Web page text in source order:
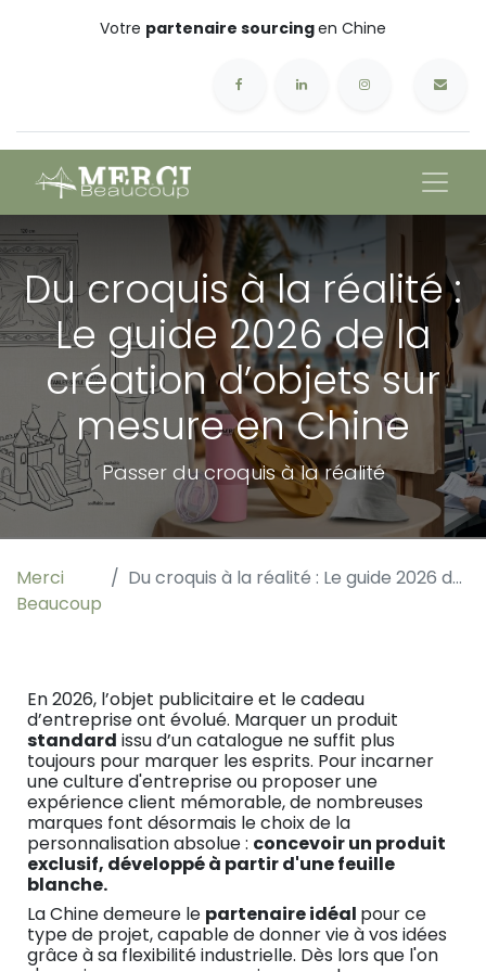
Votre partenaire sourcingen Chine
Du croquis à la réalité :
Le guide 2026 de la
création d’objets sur
mesure en Chine
Passer du croquis à la réalité
Merci
Beaucoup
Du croquis à la réalité : Le guide 2026 de la création d’objets sur mesure en Chine
En 2026, l’objet publicitaire et le cadeau
d’entreprise ont évolué. Marquer un produit
standard issu d’un catalogue ne suffit plus
toujours pour marquer les esprits. Pour incarner
une culture d'entreprise ou proposer une
expérience client mémorable, de nombreuses
marques font désormais le choix de la
personnalisation absolue : concevoir un produit
exclusif, développé à partir d'une feuille
blanche.
La Chine demeure le partenaire idéal pour ce
type de projet, capable de donner vie à vos idées
grâce à sa flexibilité industrielle. Dès lors que l'on